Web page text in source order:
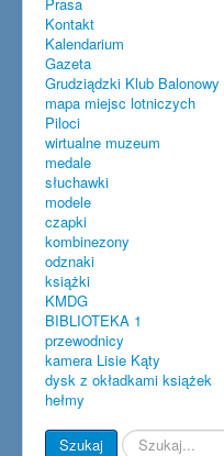
Kontakt
Kalendarium
Gazeta
Grudziądzki Klub Balonowy
mapa miejsc lotniczych
Piloci
wirtualne muzeum
medale
słuchawki
modele
czapki
kombinezony
odznaki
książki
KMDG
BIBLIOTEKA 1
przewodnicy
kamera Lisie Kąty
dysk z okładkami książek
hełmy
Szukaj Szukaj...